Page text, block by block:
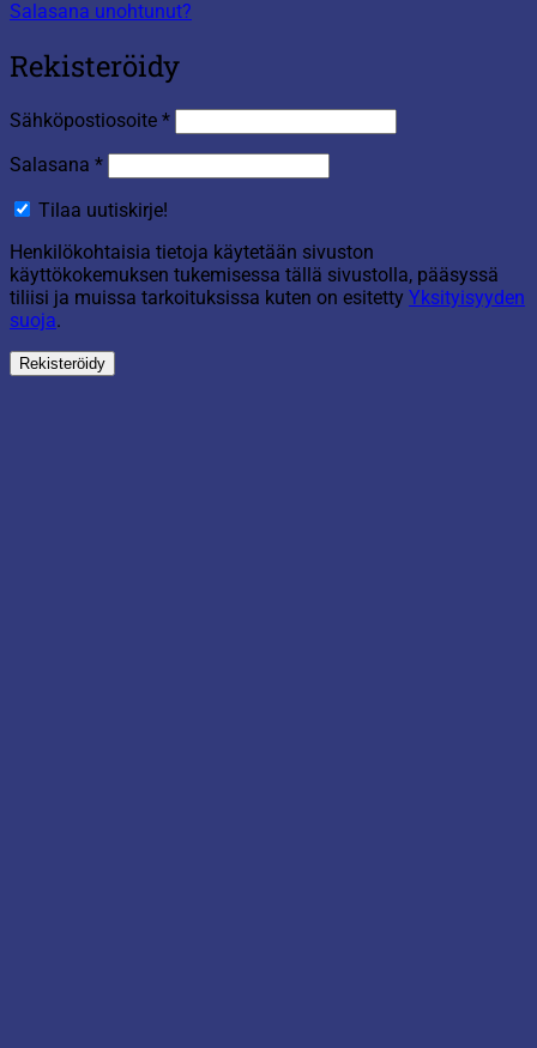
Salasana unohtunut?
Rekisteröidy
Sähköpostiosoite *Vaaditaan
Salasana *Vaaditaan
Tilaa uutiskirje!
Henkilökohtaisia tietoja käytetään sivuston
käyttökokemuksen tukemisessa tällä sivustolla, pääsyssä
tiliisi ja muissa tarkoituksissa kuten on esitetty Yksityisyyden
suoja.
Rekisteröidy